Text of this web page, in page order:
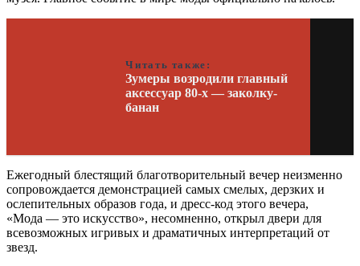
Читать также:
Зумеры возродили главный
аксессуар 80-х — заколку-
банан
Ежегодный блестящий благотворительный вечер неизменно
сопровождается демонстрацией самых смелых, дерзких и
ослепительных образов года, и дресс-код этого вечера,
«Мода — это искусство», несомненно, открыл двери для
всевозможных игривых и драматичных интерпретаций от
звезд.